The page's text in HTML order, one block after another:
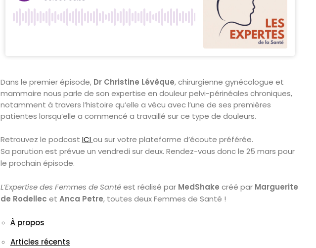
Dans le premier épisode, Dr Christine Lévêque, chirurgienne gynécologue et
mammaire nous parle de son expertise en douleur pelvi-périnéales chroniques,
notamment à travers l’histoire qu’elle a vécu avec l’une de ses premières
patientes lorsqu’elle a commencé a travaillé sur ce type de douleurs.
Retrouvez le podcast ICIou sur votre plateforme d’écoute préférée.
Sa parution est prévue un vendredi sur deux. Rendez-vous donc le 25 mars pour
le prochain épisode.
L’Expertise des Femmes de Santéest réalisé par MedShake créé par Marguerite
de Rodellec et Anca Petre, toutes deux Femmes de Santé !
À propos
Articles récents